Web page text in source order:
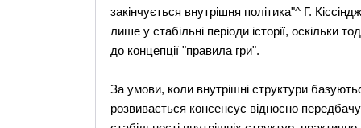
закінчується внутрішня політика"^ Г.
лише у стабільні періоди історії, оскільки
до концепції "правила гри".
За умови, коли внутрішні структури
розвивається консенсус відносно